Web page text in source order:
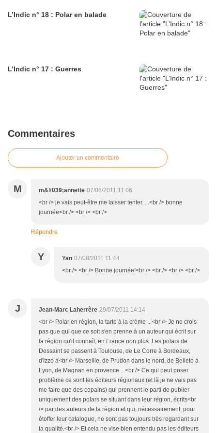
L’Indic n° 18 : Polar en balade
L’Indic n° 17 : Guerres
Commentaires
Ajouter un commentaire
M m&#039;annette 07/08/2011 11:06
<br /> je vais peut-être me laisser tenter.....<br /> bonne
journée<br /> <br /> <br />
Répondre
Y Yan 07/08/2011 11:44
<br /> <br /> Bonne journée!<br /> <br /> <br /> <br />
J Jean-Marc Laherrère 29/07/2011 14:14
<br /> Polar en région, la tarte à la crème ...<br /> Je ne crois
pas que qui que ce soit s'en prenne à un auteur qui écrit sur
la région qu'il connaît, en France non plus. Les polars de
Dessaint se passent à Toulouse, de Le Corre à Bordeaux,
d'Izzo à<br /> Marseille, de Prudon dans le nord, de Belleto à
Lyon, de Magnan en provence ...<br /> Ce qui peut poser
problème ce sont les éditeurs régionaux (et là je ne vais pas
me faire que des copains) qui prennent le parti de publier
uniquement des polars se situant dans leur région, écrits<br
/> par des auteurs de la région et qui, nécessairement, pour
étoffer leur catalogue, ne sont pas toujours très regardant sur
la qualité.<br /> Et cela ne vise bien entendu pas les éditeurs